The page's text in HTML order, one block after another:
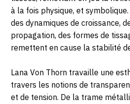
à la fois physique, et
des dynamiques de croissance,
propagation, des formes de
remettent en cause la stabilité
Lana Von Thorn travaille une
travers les notions de
et de tension. De la trame